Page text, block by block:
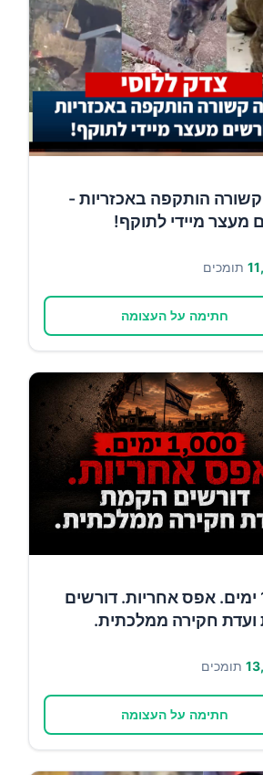
הותקפה באכזריות -
מעצר מיידי לתוקף!
תומכים
חתימה על העצומה
1,000 ימים. אפס אחריות. דורשים
חקירה ממלכתית.
תומכים
חתימה על העצומה